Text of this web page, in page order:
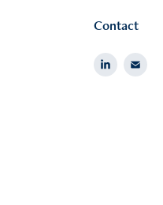
Contact